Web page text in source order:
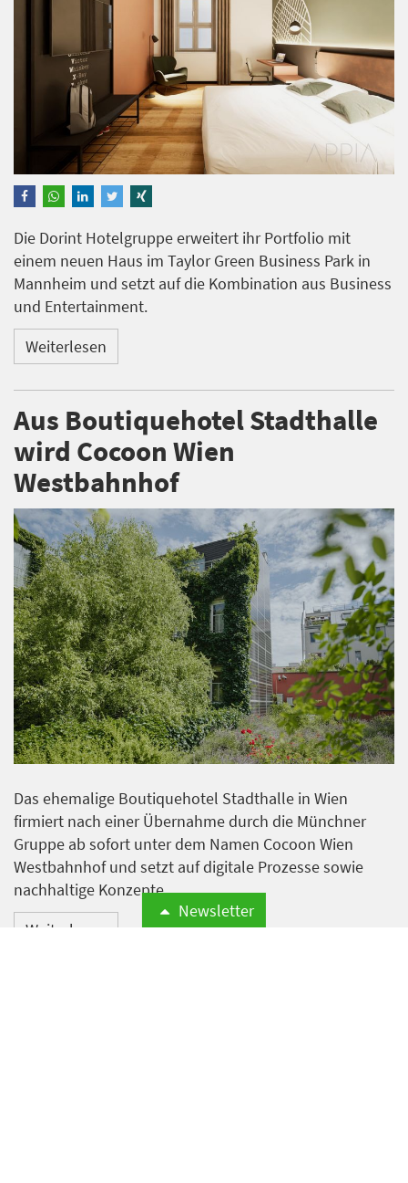
Die Dorint Hotelgruppe erweitert ihr Portfolio mit
einem neuen Haus im Taylor Green Business Park in
Mannheim und setzt auf die Kombination aus Business
und Entertainment.
Weiterlesen
Aus Boutiquehotel Stadthalle
wird Cocoon Wien
Westbahnhof
Das ehemalige Boutiquehotel Stadthalle in Wien
firmiert nach einer Übernahme durch die Münchner
Gruppe ab sofort unter dem Namen Cocoon Wien
Westbahnhof und setzt auf digitale Prozesse sowie
nachhaltige Konzepte.
Weiterlesen
Newsletter